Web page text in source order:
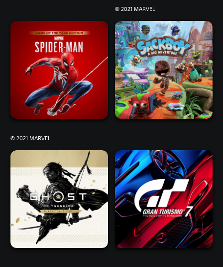
© 2021 MARVEL
© 2021 MARVEL